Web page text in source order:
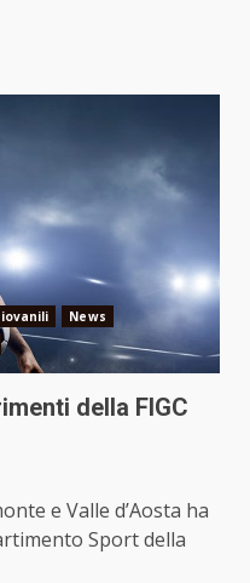
News
della FIGC
e Valle d’Aosta ha
Sport della